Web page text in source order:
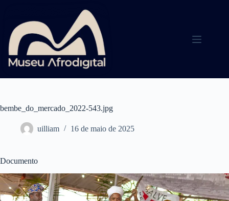
conteúdo
bembe_do_mercado_2022-543.jpg
uilliam 16 de maio de 2025
Documento